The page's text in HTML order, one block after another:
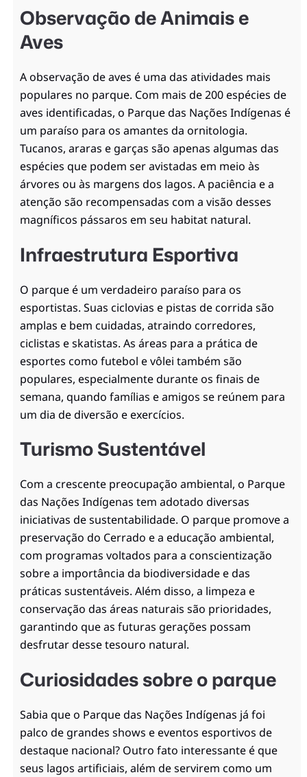
Observação de Animais e
Aves
A observação de aves é uma das atividades mais
populares no parque. Com mais de 200 espécies de
aves identificadas, o Parque das Nações Indígenas é
um paraíso para os amantes da ornitologia.
Tucanos, araras e garças são apenas algumas das
espécies que podem ser avistadas em meio às
árvores ou às margens dos lagos. A paciência e a
atenção são recompensadas com a visão desses
magníficos pássaros em seu habitat natural.
Infraestrutura Esportiva
O parque é um verdadeiro paraíso para os
esportistas. Suas ciclovias e pistas de corrida são
amplas e bem cuidadas, atraindo corredores,
ciclistas e skatistas. As áreas para a prática de
esportes como futebol e vôlei também são
populares, especialmente durante os finais de
semana, quando famílias e amigos se reúnem para
um dia de diversão e exercícios.
Turismo Sustentável
Com a crescente preocupação ambiental, o Parque
das Nações Indígenas tem adotado diversas
iniciativas de sustentabilidade. O parque promove a
preservação do Cerrado e a educação ambiental,
com programas voltados para a conscientização
sobre a importância da biodiversidade e das
práticas sustentáveis. Além disso, a limpeza e
conservação das áreas naturais são prioridades,
garantindo que as futuras gerações possam
desfrutar desse tesouro natural.
Curiosidades sobre o parque
Sabia que o Parque das Nações Indígenas já foi
palco de grandes shows e eventos esportivos de
destaque nacional? Outro fato interessante é que
seus lagos artificiais, além de servirem como um